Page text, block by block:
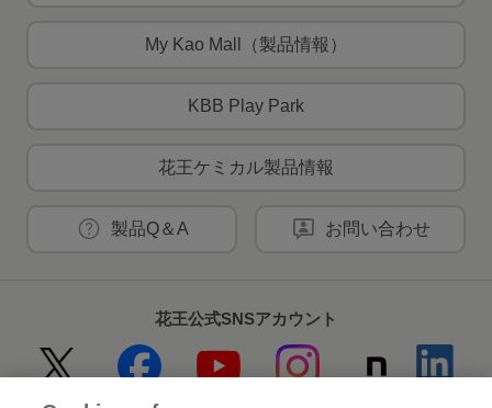
My Kao Mall（製品情報）
KBB Play Park
花王ケミカル製品情報
製品Q＆A お問い合わせ
花王公式SNSアカウント